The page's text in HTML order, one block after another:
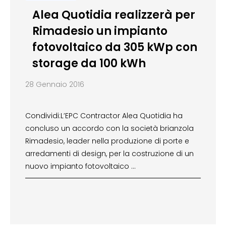
Alea Quotidia realizzerà per
Rimadesio un impianto
fotovoltaico da 305 kWp con
storage da 100 kWh
28 Gennaio 2016
Condividi:L’EPC Contractor Alea Quotidia ha
concluso un accordo con la società brianzola
Rimadesio, leader nella produzione di porte e
arredamenti di design, per la costruzione di un
nuovo impianto fotovoltaico …